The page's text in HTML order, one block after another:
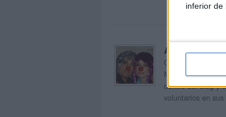
inferior de
Acerca de
Orientación
Maribel, que
dentro del blog y
voluntarios en